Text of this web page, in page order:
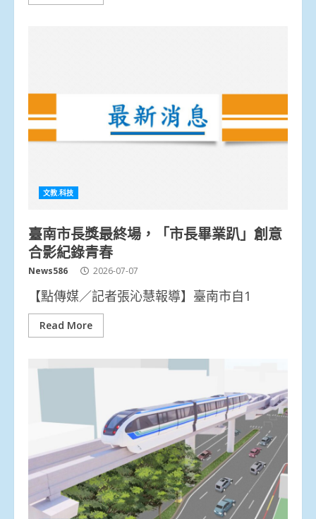
文教.科技
臺南市長獎最終場，「市長畢業趴」創意
合影紀錄青春
News586 2026-07-07
【點傳媒／記者張沁慧報導】臺南市自1
Read More